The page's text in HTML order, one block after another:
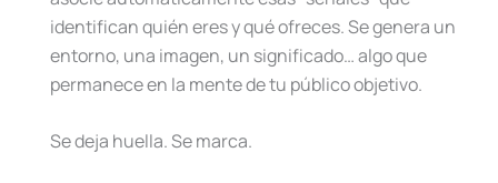
identifican quién eres y qué ofreces. Se genera un
entorno, una imagen, un significado… algo que
permanece en la mente de tu público objetivo.
Se deja huella. Se marca.